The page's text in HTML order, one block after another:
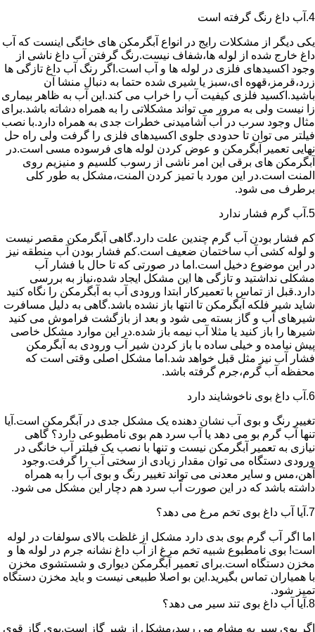
4.آب داغ رنگ گرفته است
یکی دیگر از مشکلات رایج در انواع آبگرمکن های خانگی اینست که آب
داغ خارج شده از لوله ها،شفاف نیست.رنگ گرفتن آب داغ ناشی از
وجود اکسیدهای فلزی در لوله ها و آب است.اگر رنگ آب داغ تازگی ها
زرد،قرمز،قهوه ای،سبز یا شیری شده حتما به دنبال منشا آن
باشید.اکسید فلزی کیفیت آب را خراب می کند.این آب به ظاهر بیماری
زا نیست ولی به مرور می تواند مشکلاتی را به همراه دشاته باشد.برای
مثال وجود سرب در آب آشامیدنی خطرات جدی به همراه دارد.با نصب
فیلتر می توان تا حدودی جلوی اکسیدهای فلزی را گرفت ولی راه حل
نهایی تعمیر آبگرمکن و عوض کردن لوله های فرسوده مسی است.در
آبگرمکن های برقی این امر ناشی از رسوب کلسیم و منیزیم روی
المنت است.در این مورد با تمیز کردن المنت،مشکل به طور کلی
برطرف می شود.
5.آب گرم فشار ندارد
کم فشار بودن آب گرم چندین علت دارد.گاهی آبگرمکن مقصر نیست
و لوله کشی آب ساختمان ضعیف است.کم فشار بودن آب منطقه نیز
در این موضوع دخیل است.اما در صورتی که تا حال با فشار آب
مشکلی نداشتید و تازگی ها این مشکل ایجاد شده،نیاز به بررسی
دارد.قبل از تماس با تعمیرکار ابتدا ورودی آب به آبگرمکن را نگاه کنید
شاید شیر فلکه آبگرمکن تا انتها باز نشده باشد.گاهی به دلیل مسافرت
شیرهای آب و گاز بسته می شود و بعد از بازگشت فراموش می کنید
شیرها را باز کنید یا مثلا آب نیمه باز شده.در این موارد مشکل خاصی
پیش نیامده و خیلی ساده با باز کردن شیر آب ورودی به آبگرمکن
فشار آب نیز مثل قبل خواهد شد.اما مشکل اصلی وقتی است که
محفظه آب گرم،جرم گرفته باشد.
6.آب داغ بوی ناخوشایند دارد
تغییر رنگ و بوی آب نشان دهنده یک مشکل جدی در آبگرمکن است.آیا
تنها آب گرم بو می دهد یا آب سرد هم بوی نامطبوعی دارد؟ گاهی
نیازی به تعمیر آبگرمکن نیست و تنها با نصب یک فیلتر آب خانگی در
ورودی دستگاه می توان مقدار زیادی از سختی آب را گرفت.وجود
آهن،مس و سایر معدنی می تواند تغییر رنگ و بوی آب را به همراه
داشته باشد که در این صورت آب سرد هم دچار این مشکل می شود.
7.آیا آب داغ بوی تخم مرغ می دهد؟
اما اگر آب گرم بوی بدی دارد مشکل از غلظت بالای سولفات در لوله
است! بوی نامطبوع شبیه تخم مرغ از آب داغ نشانه جرم در لوله ها و
مخزن دستگاه است.برای تعمیر آبگرمکن دیواری و شستشوی مخزن
با همیاران تماس بگیرید.این بو اصلا طبیعی نیست و باید مخزن دستگاه
تمیز شود.
8.آیا آب داغ بوی تند سیر می دهد؟
اگر بوی سیر به مشام می رسد،مشکل از شیر گاز است.بوی گاز قوی